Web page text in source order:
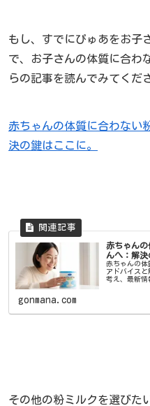
もし、すでにぴゅあをお子
で、お子さんの体質に合わ
らの記事を読んでみてくだ
赤ちゃんの体質に合わない
決の鍵はここに。
赤ちゃん
んへ：解決
赤ちゃんの体
アドバイス
考え、最新情
gonmana.com
その他の粉ミルクを選びた